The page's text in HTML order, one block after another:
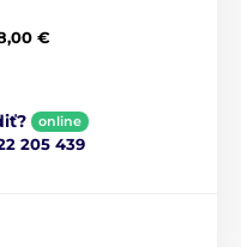
€
online
205 439